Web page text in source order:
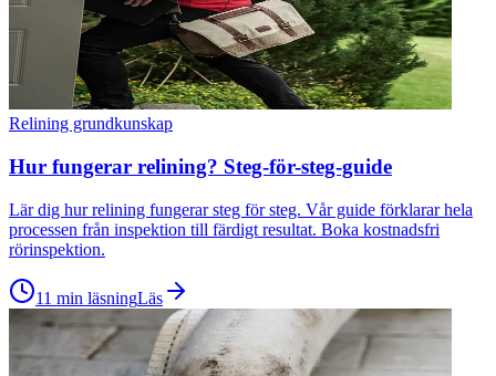
Relining grundkunskap
Hur fungerar relining? Steg-för-steg-guide
Lär dig hur relining fungerar steg för steg. Vår guide förklarar hela
processen från inspektion till färdigt resultat. Boka kostnadsfri
rörinspektion.
11 min läsningLäs